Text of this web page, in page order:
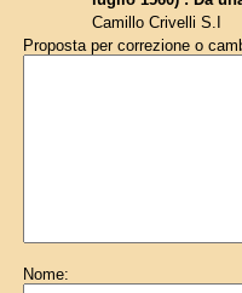
Camillo Crivelli S.I
Proposta per correzione o
Nome: